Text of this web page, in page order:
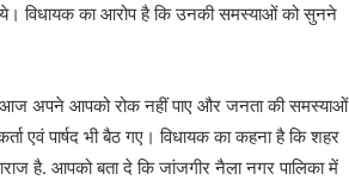
विधायक का आरोप है कि उनकी समस्याओं को सुनने
आज अपने आपको रोक नहीं पाए और जनता की समस्याओं
पार्षद भी बैठ गए। विधायक का कहना है कि शहर
है. आपको बता दे कि जांजगीर नैला नगर पालिका में